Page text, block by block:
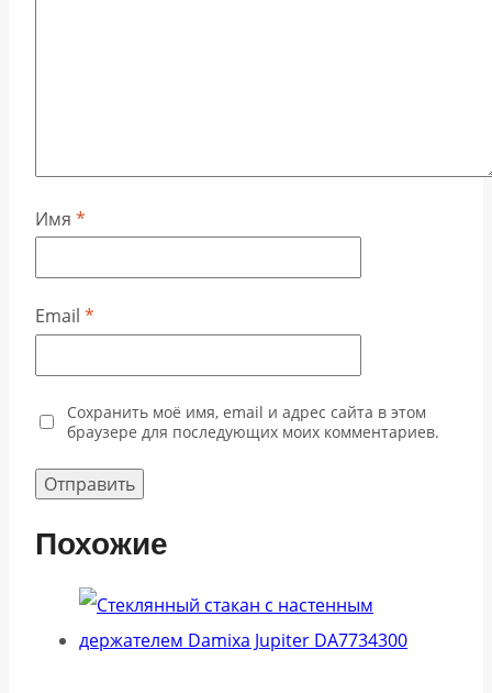
Имя *
Email *
Сохранить моё имя, email и адрес сайта в этом
браузере для последующих моих комментариев.
Похожие